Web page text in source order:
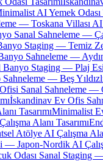
AI Yemek Odası
— Toskana Villası
Sanal Sahneleme —
Staging — Temiz
Sahneleme —
Banyo Staging — Plaj
— Beş
Sanal Sahneleme —
İskandinav Ev Ofis
TasarımıMinimalist
Alanı Tasarımı
Atölye AI Çalışma
— Japon-Nordik AI
Odası Sanal Staging